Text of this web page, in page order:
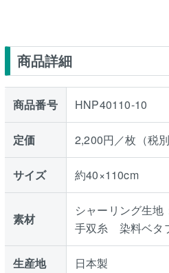
商品詳細
商品番号 HNP40110-10
定価 2,200円／枚（税別
サイズ 約40×110cm
素材
シャーリング生
手双糸 染料ベタ
生産地 日本製